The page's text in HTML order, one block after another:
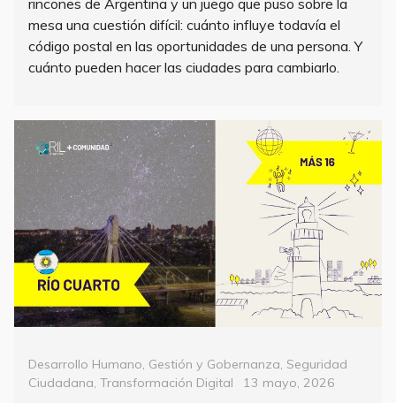
mesa una cuestión difícil: cuánto influye todavía el
código postal en las oportunidades de una persona. Y
cuánto pueden hacer las ciudades para cambiarlo.
Categorías
Desarrollo Humano, Gestión y Gobernanza, Seguridad
Ciudadana, Transformación Digital
Posted
13 mayo, 2026